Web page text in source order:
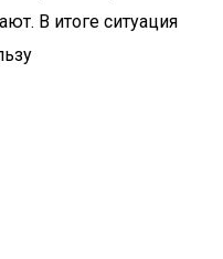
В итоге ситуация